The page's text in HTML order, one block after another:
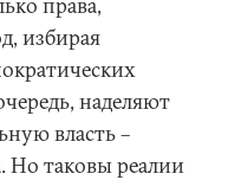
избирая
наделяют
власть –
Но таковы реалии